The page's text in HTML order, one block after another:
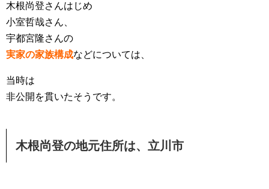
木根尚登さんはじめ
小室哲哉さん、
宇都宮隆さんの
実家の家族構成などについては、
当時は
非公開を貫いたそうです。
木根尚登の地元住所は、立川市